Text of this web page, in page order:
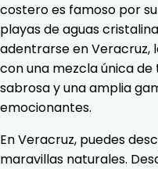
costero es famoso por
playas de aguas
adentrarse en Veracruz,
con una mezcla única
sabrosa y una amplia
emocionantes.
En Veracruz, puedes
maravillas naturales.